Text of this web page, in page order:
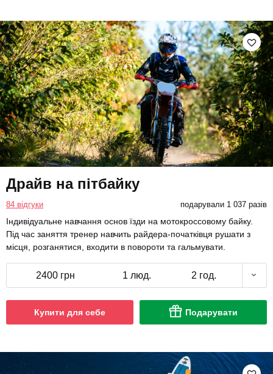
Драйв на пітбайку
84 відгуки подарували 1 037 разів
Індивідуальне навчання основ їзди на мотокроссовому байку.
Під час заняття тренер навчить райдера-початківця рушати з
місця, розганятися, входити в повороти та гальмувати.
2400 грн 1 люд. 2 год.
Купити для себе Подарувати